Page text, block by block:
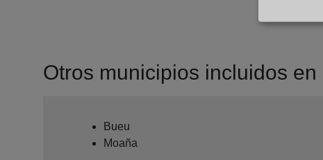
Otros municipios incluidos
Bueu
Moaña